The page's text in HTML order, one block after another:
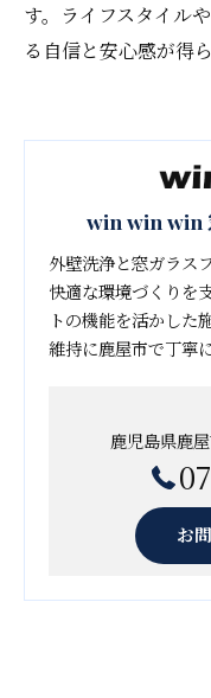
す。ライフスタイル
る自信と安心感が得
win win win
外壁洗浄と窓ガラス
快適な環境づくりを
トの機能を活かした
維持に鹿屋市で丁寧
鹿児島県鹿
お